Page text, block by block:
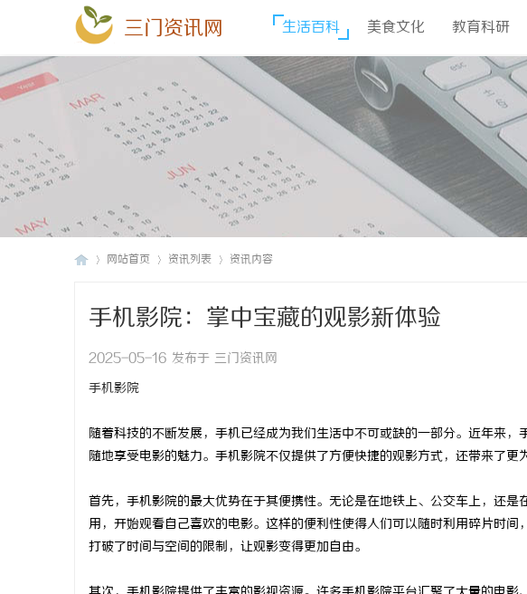
三门资讯网 生活百科 美食文化 教育科研
网站首页 资讯列表 资讯内容
手机影院：掌中宝藏的观影新体验
2025-05-16 发布于 三门资讯网
手机影院
随着科技的不断发展，手机已经成为我们生活中不可或缺的一部分。近年来
随地享受电影的魅力。手机影院不仅提供了方便快捷的观影方式，还带来了更
首先，手机影院的最大优势在于其便携性。无论是在地铁上、公交车上，还
用，开始观看自己喜欢的电影。这样的便利性使得人们可以随时利用碎片时
打破了时间与空间的限制，让观影变得更加自由。